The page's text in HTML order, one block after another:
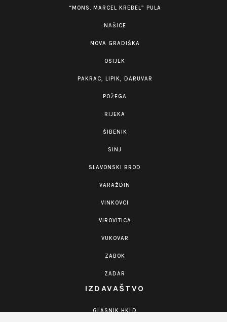
“MONS. MARCEL KREBEL” PULA
NAŠICE
NOVA GRADIŠKA
OSIJEK
PAKRAC, LIPIK, DARUVAR
POŽEGA
RIJEKA
ŠIBENIK
SINJ
SLAVONSKI BROD
VARAŽDIN
VINKOVCI
VIROVITICA
VUKOVAR
ZABOK
ZADAR
IZDAVAŠTVO
GLASNIK HKLD